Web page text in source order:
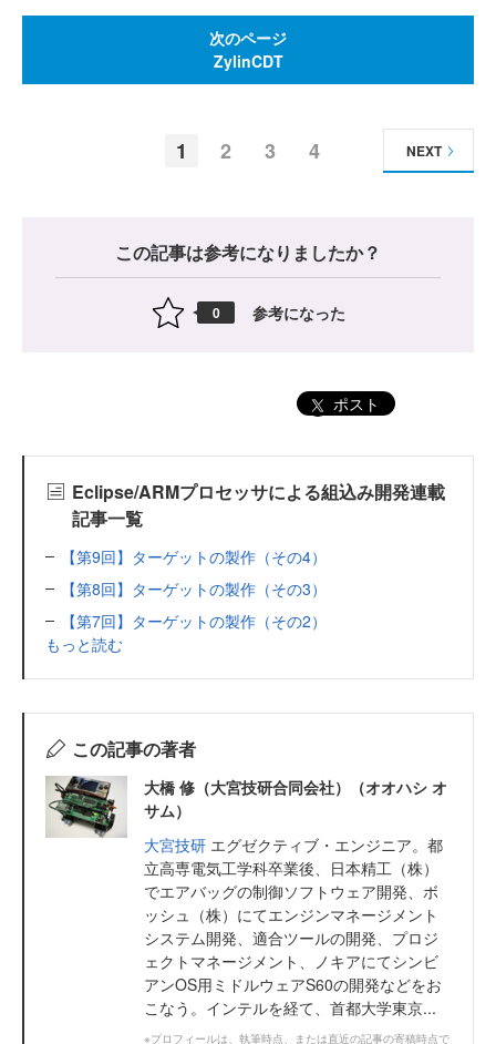
次のページ
ZylinCDT
1 2 3 4 NEXT
この記事は参考になりましたか？
0 参考になった
ポスト
Eclipse/ARMプロセッサによる組込み開発連載
記事一覧
【第9回】ターゲットの製作（その4）
【第8回】ターゲットの製作（その3）
【第7回】ターゲットの製作（その2）
もっと読む
この記事の著者
大橋 修（大宮技研合同会社）（オオハシ オ
サム）
大宮技研 エグゼクティブ・エンジニア。都
立高専電気工学科卒業後、日本精工（株）
でエアバッグの制御ソフトウェア開発、ボ
ッシュ（株）にてエンジンマネージメント
システム開発、適合ツールの開発、プロジ
ェクトマネージメント、ノキアにてシンビ
アンOS用ミドルウェアS60の開発などをお
こなう。インテルを経て、首都大学東京...
※プロフィールは、執筆時点、または直近の記事の寄稿時点で